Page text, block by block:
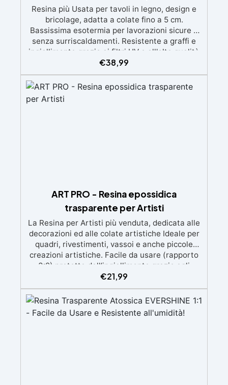
Resina più Usata per tavoli in legno, design e
bricolage, adatta a colate fino a 5 cm.
Bassissima esotermia per lavorazioni sicure e
senza surriscaldamenti. Resistente a graffi e
ingiallimento grazie ai filtri UV e all'alta qualità
meccanica. Bassa viscosità per eliminare bolle
d'aria e ottenere finiture lisce. Sicura, atossica,
BPA/VOC free e certificata per il contatto
prolungato con la pelle.
€38,99
ART PRO - Resina epossidica
trasparente per Artisti
La Resina per Artisti più venduta, dedicata alle
decorazioni ed alle colate artistiche Ideale per
quadri, rivestimenti, vassoi e anche piccole
creazioni artistiche. Facile da usare (rapporto
3:2) protetta dall’ingiallimento grazie agli
speciali filtri UV Formula densa : non cola via,
mantenendo i design precisi e puliti. Indurisce
in 12-24h garantendo una superficie lucida e
brillante
€21,99